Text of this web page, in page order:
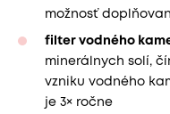
možnosť
filter vodného
minerálnych solí,
vzniku vodného
je 3× ročne